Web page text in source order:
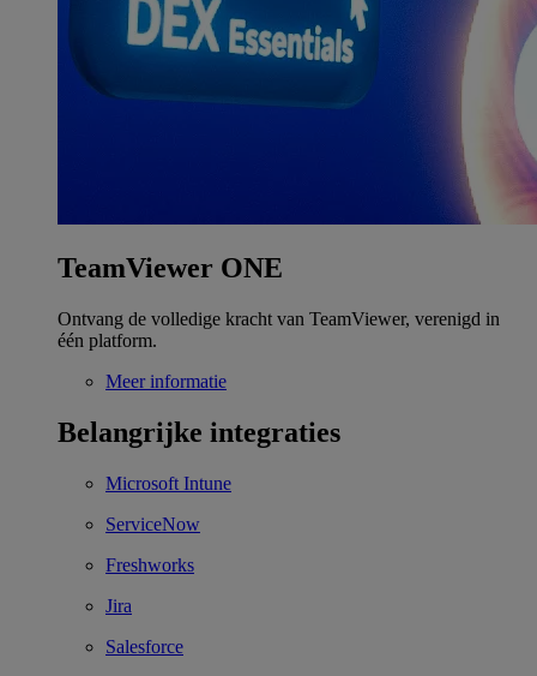
TeamViewer ONE
Ontvang de volledige kracht van TeamViewer, verenigd in
één platform.
Meer informatie
Belangrijke integraties
Microsoft Intune
ServiceNow
Freshworks
Jira
Salesforce